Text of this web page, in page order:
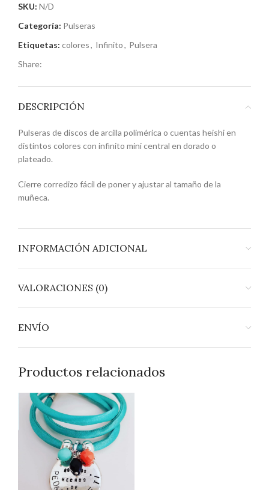
SKU: N/D
Categoría: Pulseras
Etiquetas: colores, Infinito, Pulsera
Share:
DESCRIPCIÓN
Pulseras de discos de arcilla polimérica o cuentas heishi en
distintos colores con infinito mini central en dorado o
plateado.
Cierre corredizo fácil de poner y ajustar al tamaño de la
muñeca.
INFORMACIÓN ADICIONAL
VALORACIONES (0)
ENVÍO
Productos relacionados